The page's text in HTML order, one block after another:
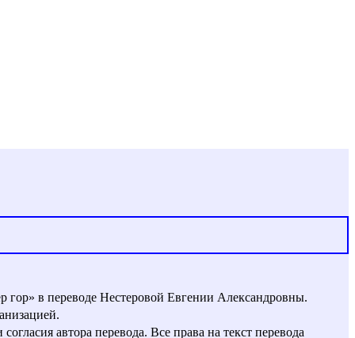
гор» в переводе Нестеровой Евгении Александровны.
автора перевода. Все права на текст перевода